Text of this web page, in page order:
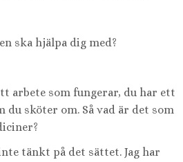
ska hjälpa dig med?
arbete som fungerar, du har ett
du sköter om. Så vad är det som
tänkt på det sättet. Jag har